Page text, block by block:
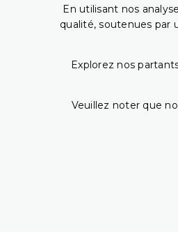
En utilisant nos
qualité, soutenues par
Explorez nos
Veuillez noter que